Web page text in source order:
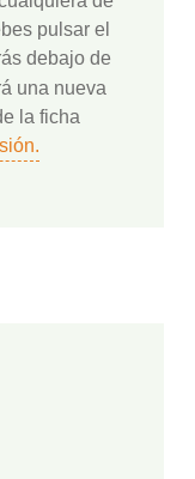
pulsar el
debajo de
una nueva
la ficha